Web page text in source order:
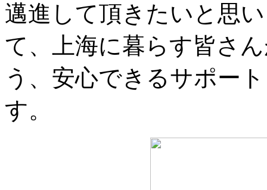
邁進して頂きたいと思
て、上海に暮らす皆さ
う、安心できるサポー
す。